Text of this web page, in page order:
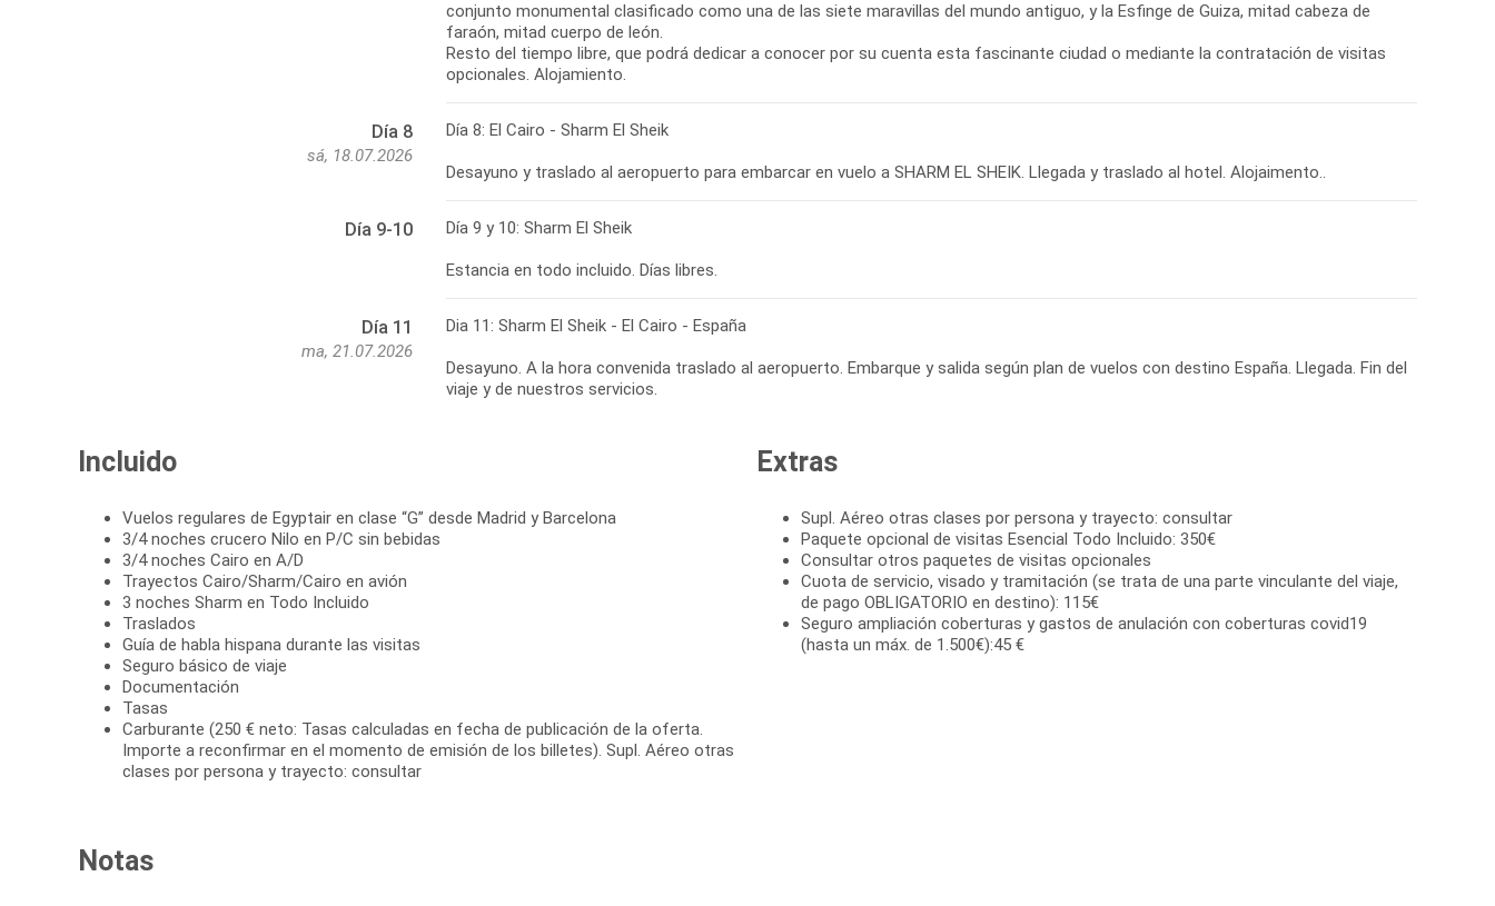
conjunto monumental clasificado como una de las siete maravillas del mundo antiguo, y la Esfinge de Guiza, mitad cabeza de
faraón, mitad cuerpo de león.
Resto del tiempo libre, que podrá dedicar a conocer por su cuenta esta fascinante ciudad o mediante la contratación de visitas
opcionales. Alojamiento.
Día 8
sá, 18.07.2026
Día 8: El Cairo - Sharm El Sheik
Desayuno y traslado al aeropuerto para embarcar en vuelo a SHARM EL SHEIK. Llegada y traslado al hotel. Alojaimento..
Día 9-10 Día 9 y 10: Sharm El Sheik
Estancia en todo incluido. Días libres.
Día 11
ma, 21.07.2026
Dia 11: Sharm El Sheik - El Cairo - España
Desayuno. A la hora convenida traslado al aeropuerto. Embarque y salida según plan de vuelos con destino España. Llegada. Fin del
viaje y de nuestros servicios.
Incluido
Vuelos regulares de Egyptair en clase “G” desde Madrid y Barcelona
3/4 noches crucero Nilo en P/C sin bebidas
3/4 noches Cairo en A/D
Trayectos Cairo/Sharm/Cairo en avión
3 noches Sharm en Todo Incluido
Traslados
Guía de habla hispana durante las visitas
Seguro básico de viaje
Documentación
Tasas
Carburante (250 € neto: Tasas calculadas en fecha de publicación de la oferta.
Importe a reconfirmar en el momento de emisión de los billetes). Supl. Aéreo otras
clases por persona y trayecto: consultar
Extras
Supl. Aéreo otras clases por persona y trayecto: consultar
Paquete opcional de visitas Esencial Todo Incluido: 350€
Consultar otros paquetes de visitas opcionales
Cuota de servicio, visado y tramitación (se trata de una parte vinculante del viaje,
de pago OBLIGATORIO en destino): 115€
Seguro ampliación coberturas y gastos de anulación con coberturas covid19
(hasta un máx. de 1.500€):45 €
Notas